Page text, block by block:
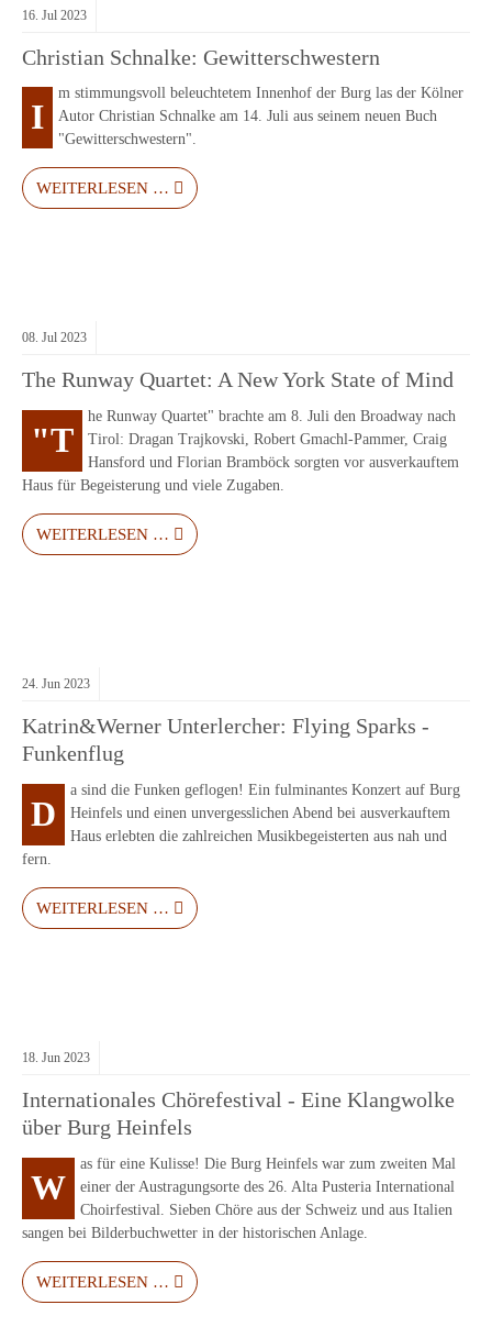
16. Jul 2023
Christian Schnalke: Gewitterschwestern
I
m stimmungsvoll beleuchtetem Innenhof der Burg las der Kölner
Autor Christian Schnalke am 14. Juli aus seinem neuen Buch
"Gewitterschwestern".
WEITERLESEN …
08. Jul 2023
The Runway Quartet: A New York State of Mind
"T
he Runway Quartet" brachte am 8. Juli den Broadway nach
Tirol: Dragan Trajkovski, Robert Gmachl-Pammer, Craig
Hansford und Florian Bramböck sorgten vor ausverkauftem
Haus für Begeisterung und viele Zugaben.
WEITERLESEN …
24. Jun 2023
Katrin&Werner Unterlercher: Flying Sparks -
Funkenflug
D
a sind die Funken geflogen! Ein fulminantes Konzert auf Burg
Heinfels und einen unvergesslichen Abend bei ausverkauftem
Haus erlebten die zahlreichen Musikbegeisterten aus nah und
fern.
WEITERLESEN …
18. Jun 2023
Internationales Chörefestival - Eine Klangwolke
über Burg Heinfels
W
as für eine Kulisse! Die Burg Heinfels war zum zweiten Mal
einer der Austragungsorte des 26. Alta Pusteria International
Choirfestival. Sieben Chöre aus der Schweiz und aus Italien
sangen bei Bilderbuchwetter in der historischen Anlage.
WEITERLESEN …